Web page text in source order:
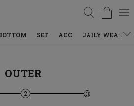
검색
SET ACC JAILY WEAR DENIM
OUTER
2 3